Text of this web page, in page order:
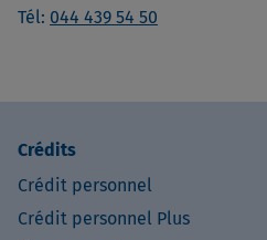
Tél: 044 439 54 50
Crédits
Crédit personnel
Crédit personnel Plus